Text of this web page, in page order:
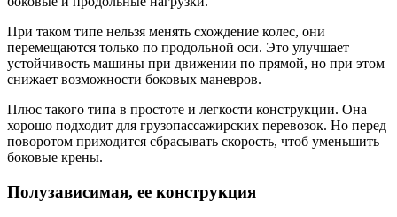
При таком типе нельзя менять схождение колес, они
перемещаются только по продольной оси. Это улучшает
устойчивость машины при движении по прямой, но при этом
снижает возможности боковых маневров.
Плюс такого типа в простоте и легкости конструкции. Она
хорошо подходит для грузопассажирских перевозок. Но перед
поворотом приходится сбрасывать скорость, чтоб уменьшить
боковые крены.
Полузависимая, ее конструкция